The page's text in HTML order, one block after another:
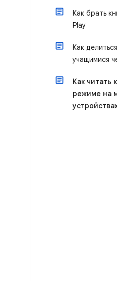
Как брать
Play
Как
учащимися
Как читать
режиме на